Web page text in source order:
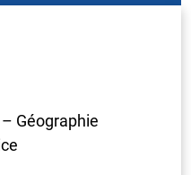
Géographie